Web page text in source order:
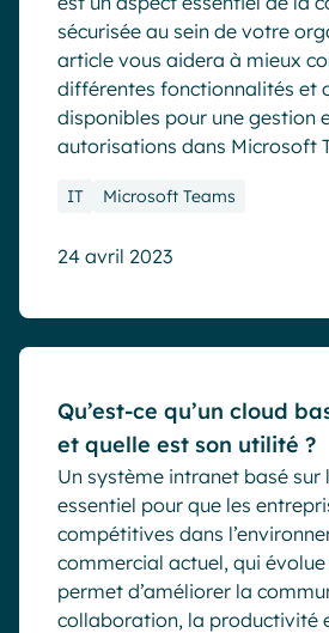
sécurisée au sein de votre
article vous aidera à mieux
différentes fonctionnalités et
disponibles pour une gestion
autorisations dans Microsoft
IT Microsoft Teams
24 avril 2023
Qu’est-ce qu’un cloud
et quelle est son utilité ?
Un système intranet basé sur
essentiel pour que les
compétitives dans
commercial actuel, qui
permet d’améliorer la
collaboration, la productivité